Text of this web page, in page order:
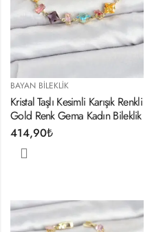
BAYAN BILEKLIK
Kristal Taşlı Kesimli Karışık Renkli
Gold Renk Gema Kadın Bileklik
414,90₺